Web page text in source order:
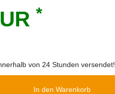
*
von 24 Stunden versendet!
In den Warenkorb